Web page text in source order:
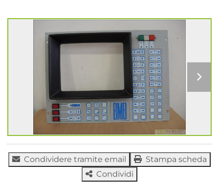
Condividere tramite email
Stampa scheda
Condividi